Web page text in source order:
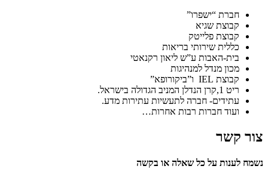
חברת “ישפרו”
קבוצת שגיא
קבוצת פלייטק
כללית שירותי בריאות
בית-האבות ע”ש ליאון רקנאטי
מכון מנדל למנהיגות
קבוצת IEL ו”ביקורופא”
ריט 1,קרן הנדלן המניב הגדולה בישראל.
עתידים- חברה לתעשיות עתירות מדע.
ועוד חברות רבות אחרות…
צור קשר
נשמח לענות על כל שאלה או בקשה